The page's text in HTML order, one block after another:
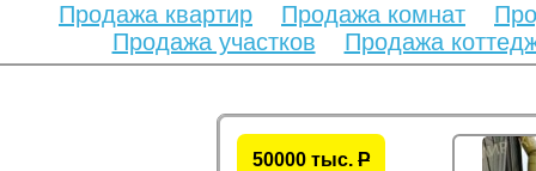
Продажа квартир Продажа комнат
Продажа участков
Продажа
50000 тыс. P